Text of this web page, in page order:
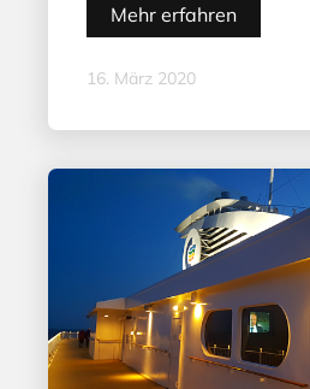
Mehr erfahren
16. März 2020